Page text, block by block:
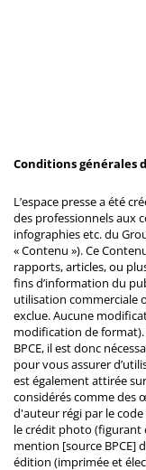
Conditions générales
L’espace presse a été
des professionnels aux
infographies etc. du
« Contenu »). Ce
rapports, articles, ou
fins d’information du
utilisation commerciale
exclue. Aucune
modification de
BPCE, il est donc
pour vous assurer
est également attirée
considérés comme des
d'auteur régi par le
le crédit photo (figurant
mention [source
édition (imprimée et